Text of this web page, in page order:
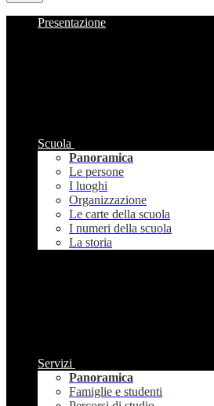
Presentazione
Scuola
Panoramica
Le persone
I luoghi
Organizzazione
Le carte della scuola
I numeri della scuola
La storia
Servizi
Panoramica
Famiglie e studenti